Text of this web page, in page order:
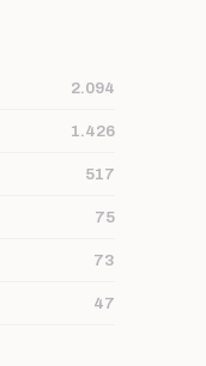
2.094
1.426
517
75
73
47